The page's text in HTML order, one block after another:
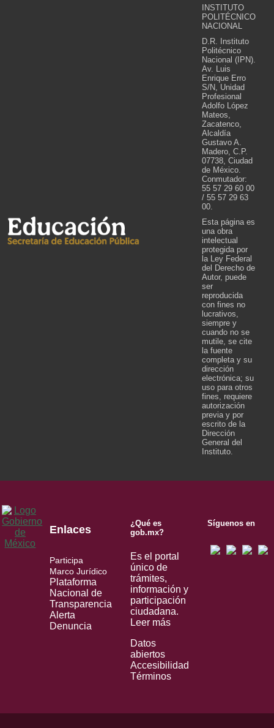
INSTITUTO
POLITÉCNICO
NACIONAL
D.R. Instituto
Politécnico
Nacional (IPN).
Av. Luis
Enrique Erro
S/N, Unidad
Profesional
Adolfo López
Mateos,
Zacatenco,
Alcaldía
Gustavo A.
Madero, C.P.
07738, Ciudad
de México.
Conmutador:
55 57 29 60 00
/ 55 57 29 63
00.
Esta página es
una obra
intelectual
protegida por
la Ley Federal
del Derecho de
Autor, puede
ser
reproducida
con fines no
lucrativos,
siempre y
cuando no se
mutile, se cite
la fuente
completa y su
dirección
electrónica; su
uso para otros
fines, requiere
autorización
previa y por
escrito de la
Dirección
General del
Instituto.
Enlaces
Participa
Marco Jurídico
Plataforma
Nacional de
Transparencia
Alerta
Denuncia
¿Qué es
gob.mx?
Es el portal
único de
trámites,
información y
participación
ciudadana.
Leer más
Datos
abiertos
Accesibilidad
Términos
Síguenos en